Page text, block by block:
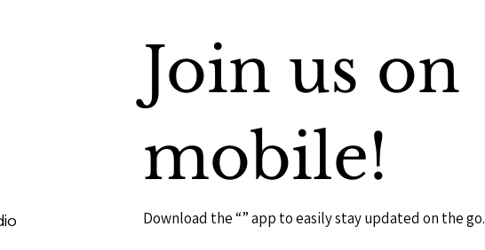
Join us on
mobile!
Download the “” app to easily stay updated on the go.